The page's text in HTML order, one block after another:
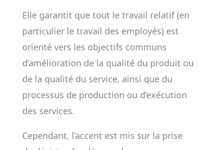
Elle garantit que tout le travail relatif (en
particulier le travail des employés) est
orienté vers les objectifs communs
d’amélioration de la qualité du produit ou
de la qualité du service, ainsi que du
processus de production ou d’exécution
des services.
Cependant, l’accent est mis sur la prise